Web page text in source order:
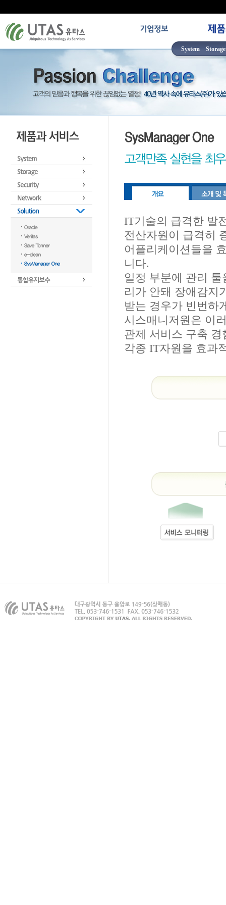
System Storage
IT기술의 급격한 발
전산자원이 급격히
어플리케이션들을
니다.
일정 부분에 관리
리가 안돼 장애감지
받는 경우가 빈번하
시스매니저원은 이
관제 서비스 구축
각종 IT자원을 효과